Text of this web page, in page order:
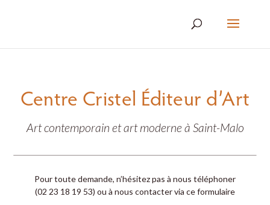
Centre Cristel Éditeur d’Art
Art contemporain et art moderne à Saint-Malo
Pour toute demande, n’hésitez pas à nous téléphoner
(02 23 18 19 53) ou à nous contacter via ce formulaire